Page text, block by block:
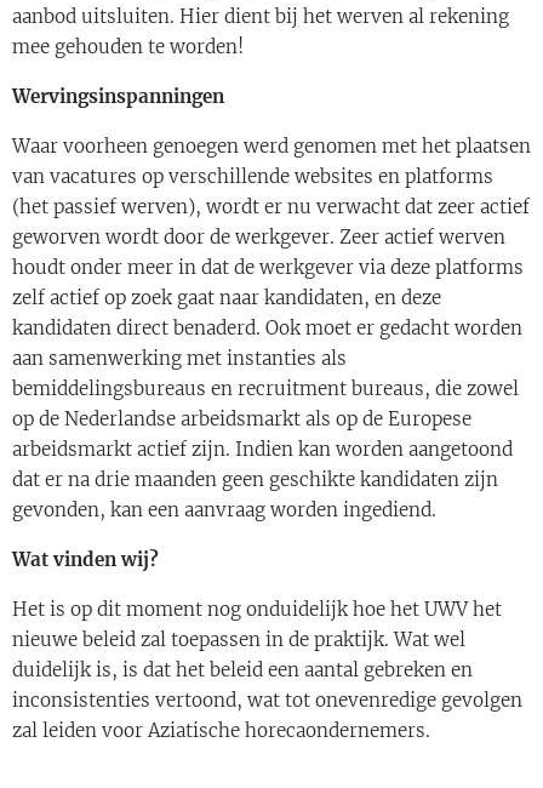
aanbod uitsluiten. Hier dient bij het werven al rekening
mee gehouden te worden!
Wervingsinspanningen
Waar voorheen genoegen werd genomen met het plaatsen
van vacatures op verschillende websites en platforms
(het passief werven), wordt er nu verwacht dat zeer actief
geworven wordt door de werkgever. Zeer actief werven
houdt onder meer in dat de werkgever via deze platforms
zelf actief op zoek gaat naar kandidaten, en deze
kandidaten direct benaderd. Ook moet er gedacht worden
aan samenwerking met instanties als
bemiddelingsbureaus en recruitment bureaus, die zowel
op de Nederlandse arbeidsmarkt als op de Europese
arbeidsmarkt actief zijn. Indien kan worden aangetoond
dat er na drie maanden geen geschikte kandidaten zijn
gevonden, kan een aanvraag worden ingediend.
Wat vinden wij?
Het is op dit moment nog onduidelijk hoe het UWV het
nieuwe beleid zal toepassen in de praktijk. Wat wel
duidelijk is, is dat het beleid een aantal gebreken en
inconsistenties vertoond, wat tot onevenredige gevolgen
zal leiden voor Aziatische horecaondernemers.